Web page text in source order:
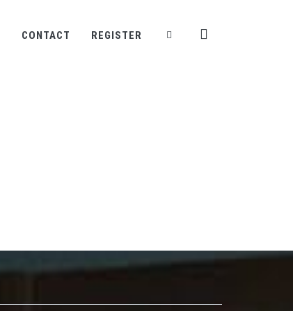
CONTACT REGISTER